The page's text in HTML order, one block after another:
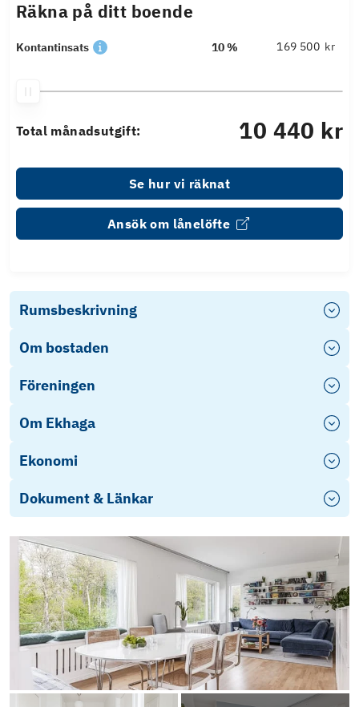
Räkna på ditt boende
Kontantinsats 10 % kr
Total månadsutgift: 10 440 kr
Se hur vi räknat
Ansök om lånelöfte
Rumsbeskrivning
Om bostaden
Föreningen
Om Ekhaga
Ekonomi
Dokument & Länkar
Energideklaration 3 A-F
Flytta till
Falkenberg
Objektsbeskrivning